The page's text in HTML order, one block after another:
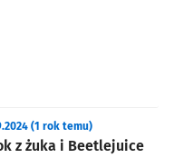
z żuka i Beetlejuice
(1 rok temu)